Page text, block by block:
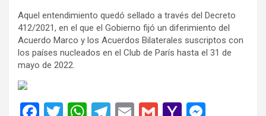
Aquel entendimiento quedó sellado a través del Decreto
412/2021, en el que el Gobierno fijó un diferimiento del
Acuerdo Marco y los Acuerdos Bilaterales suscriptos con
los países nucleados en el Club de París hasta el 31 de
mayo de 2022.